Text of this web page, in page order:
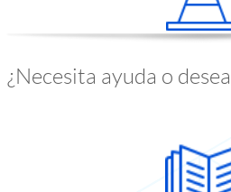
¿Necesita ayuda o